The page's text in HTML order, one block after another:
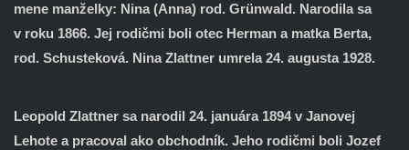
mene manželky: Nina (Anna) rod. Grünwald. Narodila sa
v roku 1866. Jej rodičmi boli otec Herman a matka Berta,
rod. Schusteková. Nina Zlattner umrela 24. augusta 1928.
Leopold Zlattnersa narodil 24. januára 1894 v Janovej
Lehote a pracoval ako obchodník. Jeho rodičmi boli Jozef